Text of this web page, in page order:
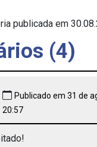
publicada em
(4)
Publicado em 31 de
20:57